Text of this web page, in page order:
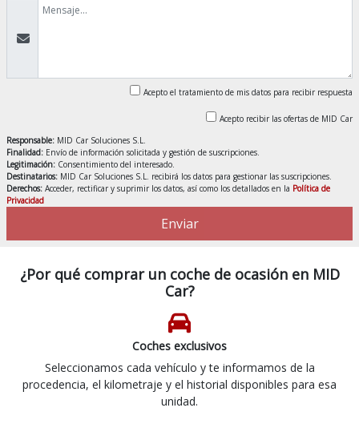
Acepto el tratamiento de mis datos para recibir respuesta
Acepto recibir las ofertas de MID Car
Responsable: MID Car Soluciones S.L.
Finalidad: Envío de información solicitada y gestión de suscripciones.
Legitimación: Consentimiento del interesado.
Destinatarios: MID Car Soluciones S.L. recibirá los datos para gestionar las suscripciones.
Derechos: Acceder, rectificar y suprimir los datos, así como los detallados en la Política de
Privacidad
Enviar
¿Por qué comprar un coche de ocasión en MID
Car?
Coches exclusivos
Seleccionamos cada vehículo y te informamos de la
procedencia, el kilometraje y el historial disponibles para esa
unidad.